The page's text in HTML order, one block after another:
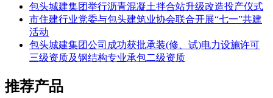
包头城建集团举行沥青混凝土拌合站升级改造投产仪式
市住建行业党委与包头建筑业协会联合开展“七一”共建
活动
包头城建集团公司成功获批承装(修、试)电力设施许可
三级资质及钢结构专业承包二级资质
推荐产品